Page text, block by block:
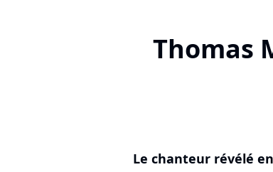
Thomas
Le chanteur révélé